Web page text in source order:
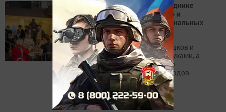
В Болгарском музее-заповеднике
прошли «Каникулы в музее» и
открылась выставка национальных
костюмов
Дети узнали о ремеслах предков и
сделали сувениры своими руками, а
взрослые погрузились в мир
традиционных нарядов народов
Поволжья.